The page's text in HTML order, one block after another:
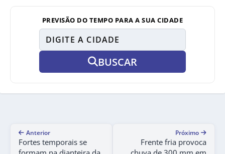
PREVISÃO DO TEMPO PARA A SUA CIDADE
BUSCAR
Anterior
Fortes temporais se
Próximo
Frente fria provoca